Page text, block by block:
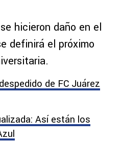
hicieron daño en el
definirá el próximo
de FC Juárez
Así están los